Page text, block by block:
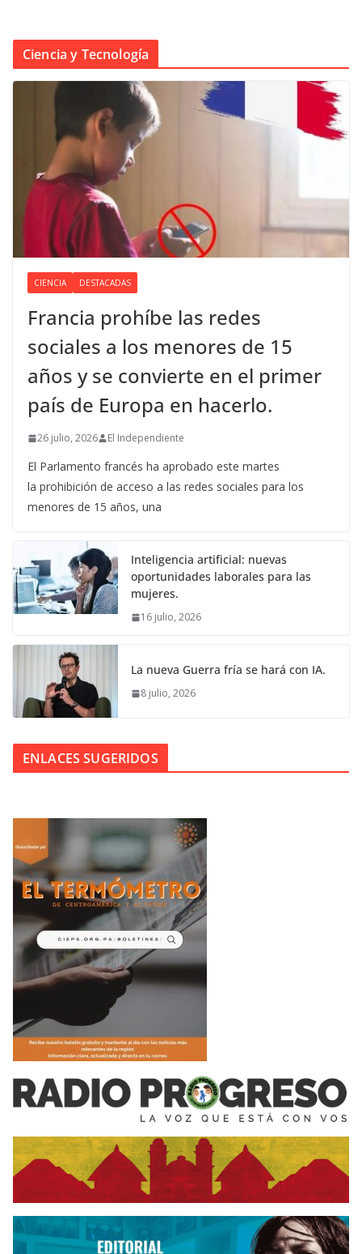
Ciencia y Tecnología
CIENCIA DESTACADAS
Francia prohíbe las redes
sociales a los menores de 15
años y se convierte en el primer
país de Europa en hacerlo.
26 julio, 2026 El Independiente
El Parlamento francés ha aprobado este martes
la prohibición de acceso a las redes sociales para los
menores de 15 años, una
Inteligencia artificial: nuevas
oportunidades laborales para las
mujeres.
16 julio, 2026
La nueva Guerra fría se hará con IA.
8 julio, 2026
ENLACES SUGERIDOS